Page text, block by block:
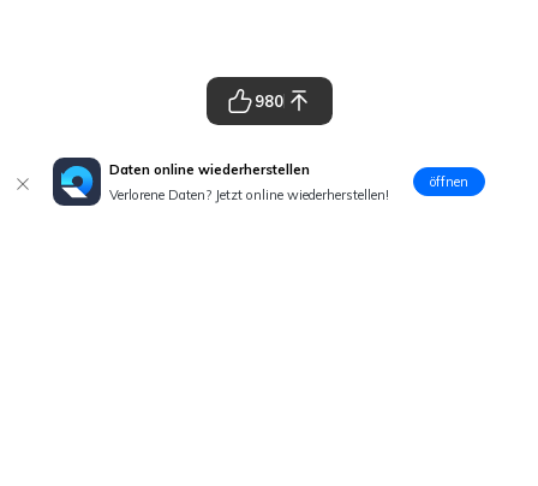
Daten online wiederherstellen
Verlorene Daten? Jetzt online wiederherstellen!
öffnen
980